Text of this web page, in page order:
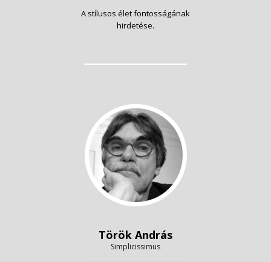
A stílusos élet fontosságának
hirdetése.
Török András
Simplicissimus